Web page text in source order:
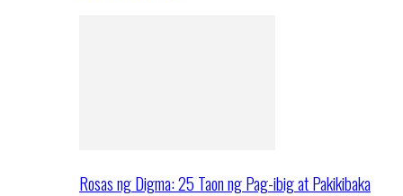
Rosas ng Digma: 25 Taon ng Pag-ibig at Pakikibaka